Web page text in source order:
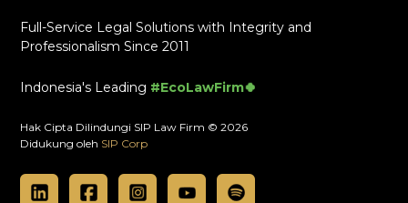
Full-Service Legal Solutions with Integrity and
Professionalism Since 2011
Indonesia's Leading #EcoLawFirm🍀
Hak Cipta Dilindungi SIP Law Firm © 2026
Didukung oleh SIP Corp